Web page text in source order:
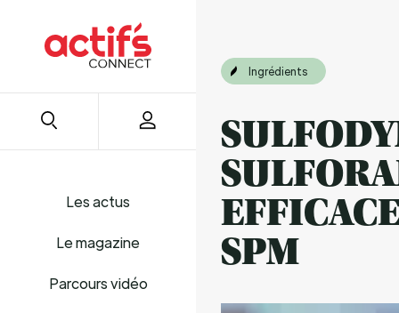
Les actus
Le magazine
Parcours vidéo
Ingrédients
SPM